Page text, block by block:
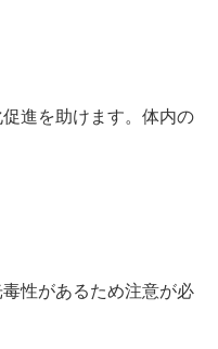
進を助けます。体内の
性があるため注意が必